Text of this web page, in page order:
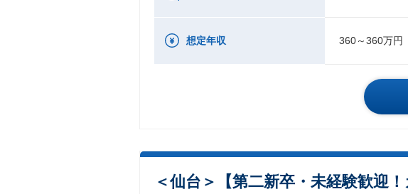
想定年収 360～360万円
＜仙台＞【第二新卒・未経験歓迎